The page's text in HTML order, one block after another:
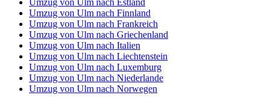
Umzug von Ulm nach Estland
Umzug von Ulm nach Finnland
Umzug von Ulm nach Frankreich
Umzug von Ulm nach Griechenland
Umzug von Ulm nach Italien
Umzug von Ulm nach Liechtenstein
Umzug von Ulm nach Luxemburg
Umzug von Ulm nach Niederlande
Umzug von Ulm nach Norwegen